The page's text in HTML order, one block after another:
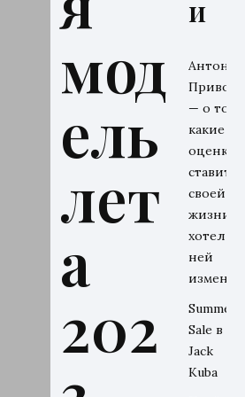
мод
ель
лет
а
202
и
Антон
— о том,
какие
оценки
ставит
своей
жизни и
хотел
ней
Summer
Sale в
Jack
Kuba